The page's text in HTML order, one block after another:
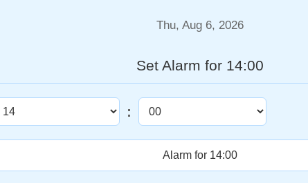
Thu, Aug 6, 2026
Set Alarm for 14:00
: